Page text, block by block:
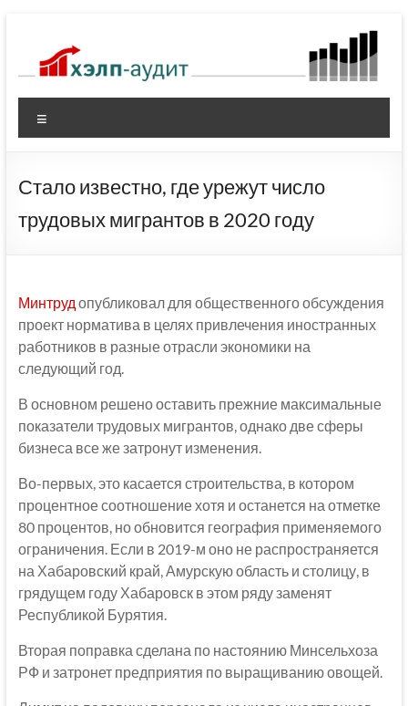
содержимому
Стало известно, где урежут число
трудовых мигрантов в 2020 году
Минтруд опубликовал для общественного обсуждения
проект норматива в целях привлечения иностранных
работников в разные отрасли экономики на
следующий год.
В основном решено оставить прежние максимальные
показатели трудовых мигрантов, однако две сферы
бизнеса все же затронут изменения.
Во-первых, это касается строительства, в котором
процентное соотношение хотя и останется на отметке
80 процентов, но обновится география применяемого
ограничения. Если в 2019-м оно не распространяется
на Хабаровский край, Амурскую область и столицу, в
грядущем году Хабаровск в этом ряду заменят
Республикой Бурятия.
Вторая поправка сделана по настоянию Минсельхоза
РФ и затронет предприятия по выращиванию овощей.